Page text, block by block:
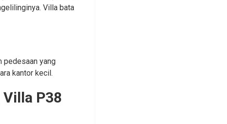
Villa bata
pedesaan yang
kantor kecil.
P38